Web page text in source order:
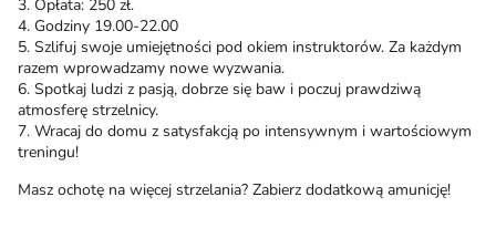
3. Opłata: 250 zł.
4. Godziny 19.00-22.00
5. Szlifuj swoje umiejętności pod okiem instruktorów. Za każdym
razem wprowadzamy nowe wyzwania.
6. Spotkaj ludzi z pasją, dobrze się baw i poczuj prawdziwą
atmosferę strzelnicy.
7. Wracaj do domu z satysfakcją po intensywnym i wartościowym
treningu!
Masz ochotę na więcej strzelania? Zabierz dodatkową amunicję!